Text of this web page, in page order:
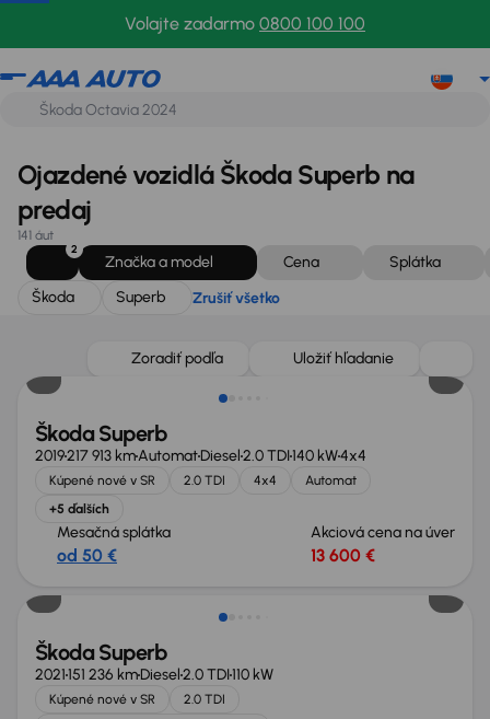
Volajte zadarmo 0800 100 100
Škoda
Ojazdené vozidlá Škoda Superb na
predaj
141 áut
2
Značka a model Cena
Splátka
Škoda
Superb Zrušiť všetko
Zoradiť podľa Uložiť hľadanie
Zlacnené o 1 900 €
Škoda Superb
2019217 913 kmAutomatDiesel2.0 TDI140 kW4x4
Kúpené nové v SR 2.0 TDI 4x4
Automat
+5 ďalších
Mesačná splátka
od 50 €
Akciová cena na úver
13 600 €
Škoda Superb
2021151 236 kmDiesel2.0 TDI110 kW
Kúpené nové v SR
2.0 TDI